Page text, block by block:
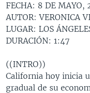
búsqueda
CHILE
PERÚ
ECUADOR
VENEZUELA
BRASIL
EL SALVADOR
GUATEMALA
HONDURAS
NICARAGUA
INMIGRACIÓN
LIBERTAD DE PRENSA
MUNDO
ECONOMÍA
ENTRETENIMIENTO Y
ESPECIALES DE LA VOA
LIBERTAD DE PRENSA
UCRANIA
MULTIMEDIA
VIDEOS
PROGRAMAS TV
FECHA: 8 DE MAYO,
AUTOR: VERONICA
LUGAR: LOS
DURACIÓN: 1:47
((INTRO))
California hoy inicia
gradual de su